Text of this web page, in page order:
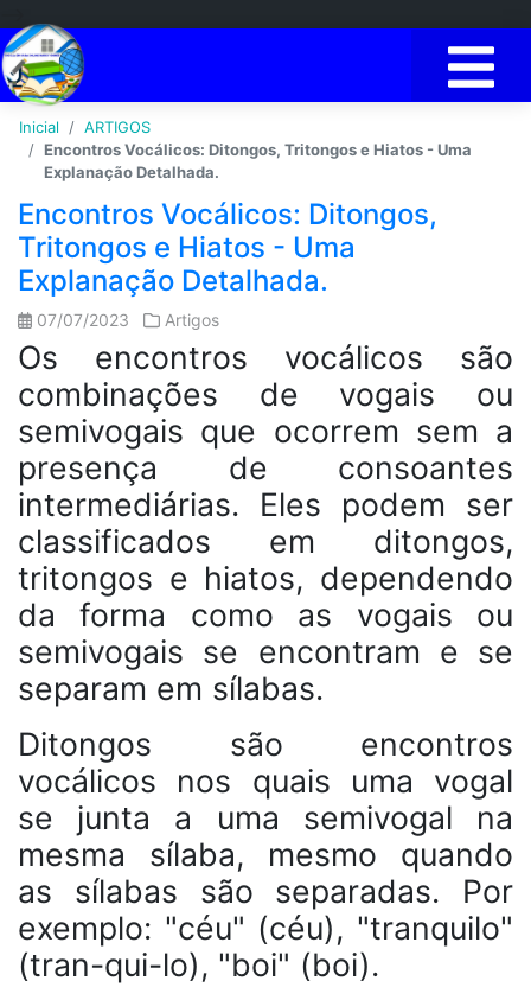
Inicial
ARTIGOS
Encontros Vocálicos: Ditongos, Tritongos e Hiatos - Uma
Explanação Detalhada.
Encontros Vocálicos: Ditongos,
Tritongos e Hiatos - Uma
Explanação Detalhada.
07/07/2023 Artigos
Os encontros vocálicos são
combinações de vogais ou
semivogais que ocorrem sem a
presença de consoantes
intermediárias. Eles podem ser
classificados em ditongos,
tritongos e hiatos, dependendo
da forma como as vogais ou
semivogais se encontram e se
separam em sílabas.
Ditongos são encontros
vocálicos nos quais uma vogal
se junta a uma semivogal na
mesma sílaba, mesmo quando
as sílabas são separadas. Por
exemplo: "céu" (céu), "tranquilo"
(tran-qui-lo), "boi" (boi).